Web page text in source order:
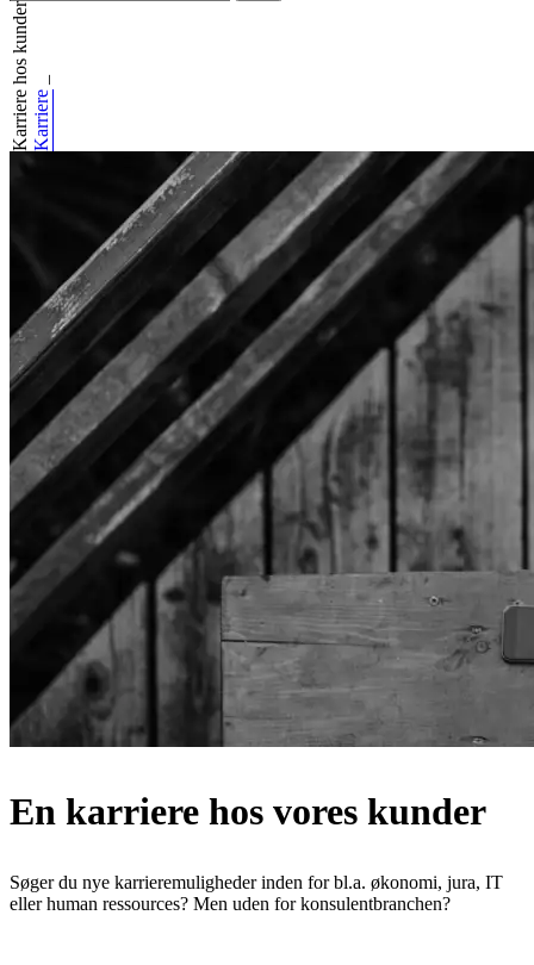
Karriere
_
Karriere hos kunder
En karriere hos vores kunder
Søger du nye karrieremuligheder inden for bl.a. økonomi, jura, IT
eller human ressources? Men uden for konsulentbranchen?